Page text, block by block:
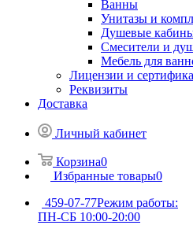
Ванны
Унитазы и
Душевые
Смесители и
Мебель для
Лицензии и
Реквизиты
Доставка
Личный кабинет
Корзина0
Избранные товары0
459-07-77Режим работы:
ПН-СБ 10:00-20:00